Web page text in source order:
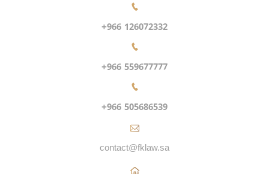
+966 126072332
+966 559677777
+966 505686539
contact@fklaw.sa